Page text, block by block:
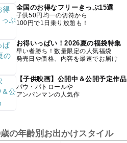
全国のお得なフリーきっぷ15選
子供50円均一の切符から
100円で1日乗り放題も！
お得いっぱい！2026夏の福袋特集
早い者勝ち！数量限定の人気福袋
発売日や価格、内容を最速でお届け
【子供映画】公開中＆公開予定作品
パウ・パトロールや
アンパンマンの人気作
の年齢別お出かけスタイル